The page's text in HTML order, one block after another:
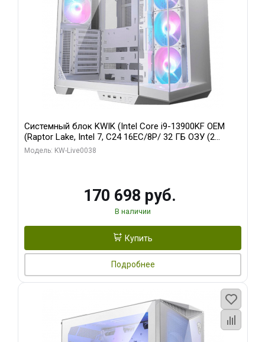
Системный блок KWIK (Intel Core i9-13900KF OEM
(Raptor Lake, Intel 7, C24 16EC/8P/ 32 ГБ ОЗУ (2
модуля)/ Gigabyte RX9070XT GAMING OC 16GB GDDR6
Модель: KW-Live0038
170 698 руб.
В наличии
Купить
Подробнее